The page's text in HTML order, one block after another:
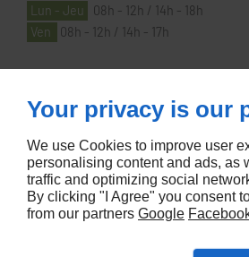
Lun - Jeu
08h - 12h / 14h - 18h
Ven
08h - 12h / 14h - 17h
À PROPOS
Accueil
Contactez-nous
Mentions légales
Plan du site
Your privacy is our
We use Cookies to improve user
personalising content and ads, as
traffic and optimizing social
By clicking "I Agree" you consent
from our partners Google